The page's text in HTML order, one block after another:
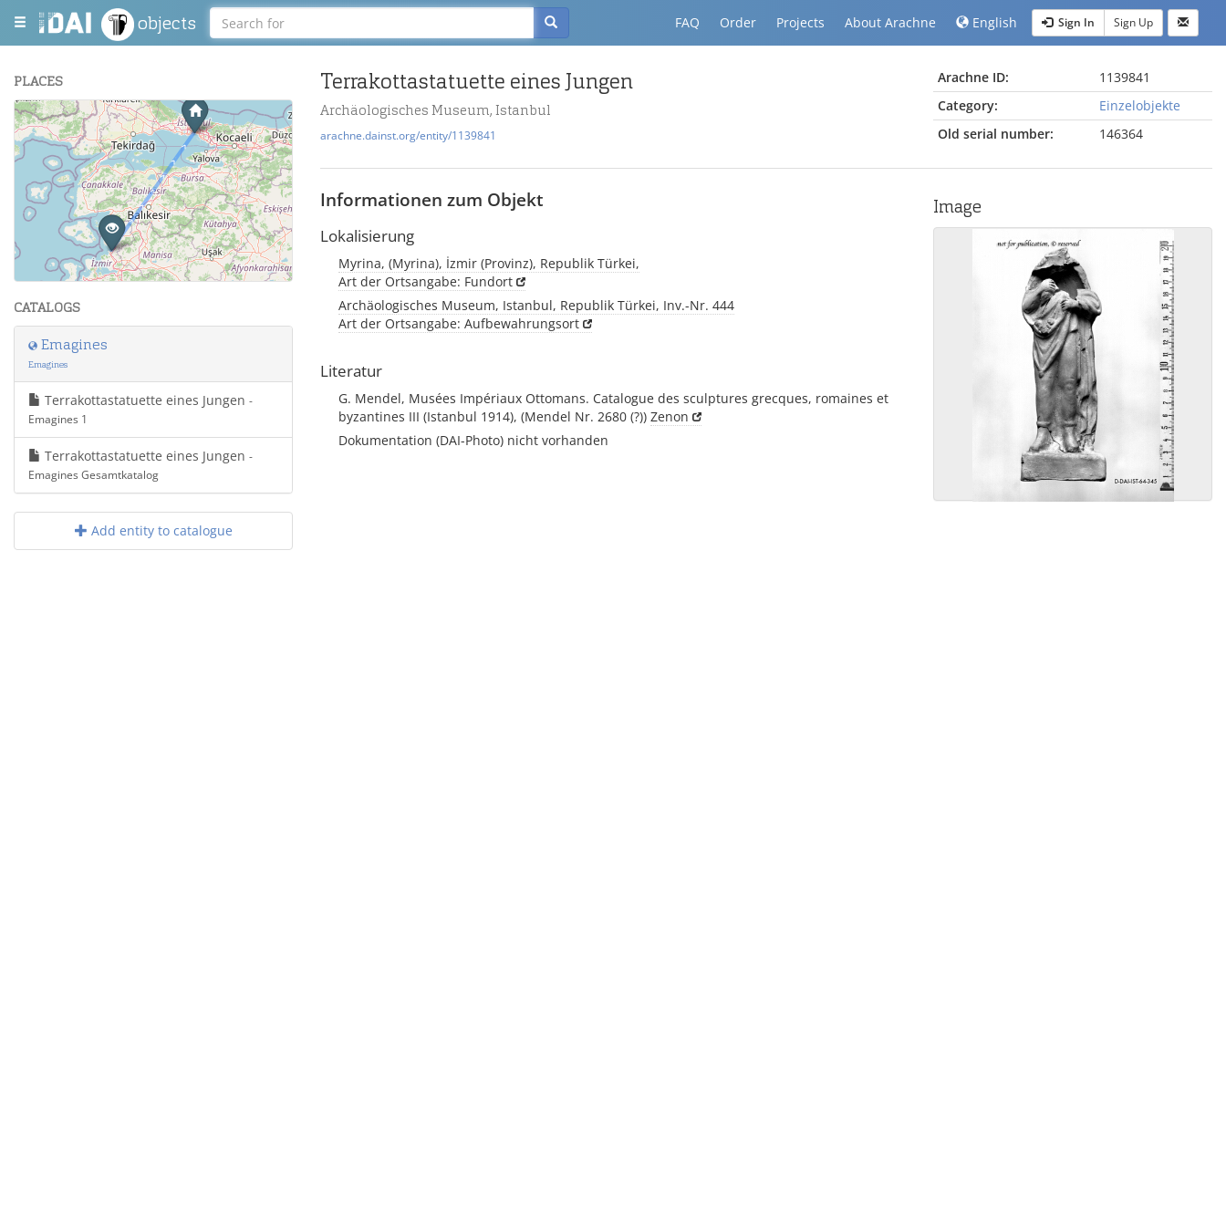
objects FAQ Order Projects About Arachne English Sign In Sign Up
PLACES
+
−
Leaflet| Maps and Data © OpenStreetMap.
CATALOGS
Emagines
Emagines
Terrakottastatuette eines Jungen -
Emagines 1
Terrakottastatuette eines Jungen -
Emagines Gesamtkatalog
Add entity to catalogue
Terrakottastatuette eines Jungen
Archäologisches Museum, Istanbul
arachne.dainst.org/entity/1139841
Arachne ID:
1139841
Category:
Einzelobjekte
Old serial number:
146364
Informationen zum Objekt
Lokalisierung
Myrina, (Myrina), İzmir (Provinz), Republik Türkei,
Art der Ortsangabe: Fundort
Archäologisches Museum, Istanbul, Republik Türkei, Inv.-Nr. 444
Art der Ortsangabe: Aufbewahrungsort
Literatur
G. Mendel, Musées Impériaux Ottomans. Catalogue des sculptures grecques, romaines et
byzantines III (Istanbul 1914), (Mendel Nr. 2680 (?)) Zenon
Dokumentation (DAI-Photo) nicht vorhanden
Image